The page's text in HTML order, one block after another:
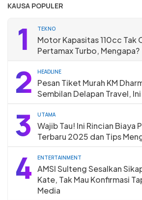
KAUSA POPULER
1 TEKNO
Motor Kapasitas 110cc Tak
Pertamax Turbo, Mengapa?
2 HEADLINE
Pesan Tiket Murah KM
Sembilan Delapan Travel,
3 UTAMA
Wajib Tau! Ini Rincian Biaya
Terbaru 2025 dan Tips
4 ENTERTAINMENT
AMSI Sulteng Sesalkan
Kate, Tak Mau Konfirmasi
Media